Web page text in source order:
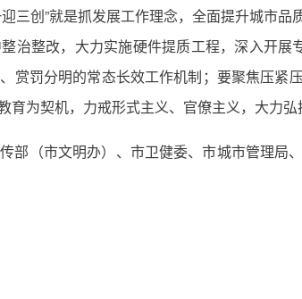
三创”就是抓发展工作理念，全面提升城市品
治整改，大力实施硬件提质工程，深入开展
赏罚分明的常态长效工作机制；要聚焦压紧
为契机，力戒形式主义、官僚主义，大力弘
部（市文明办）、市卫健委、市城市管理局